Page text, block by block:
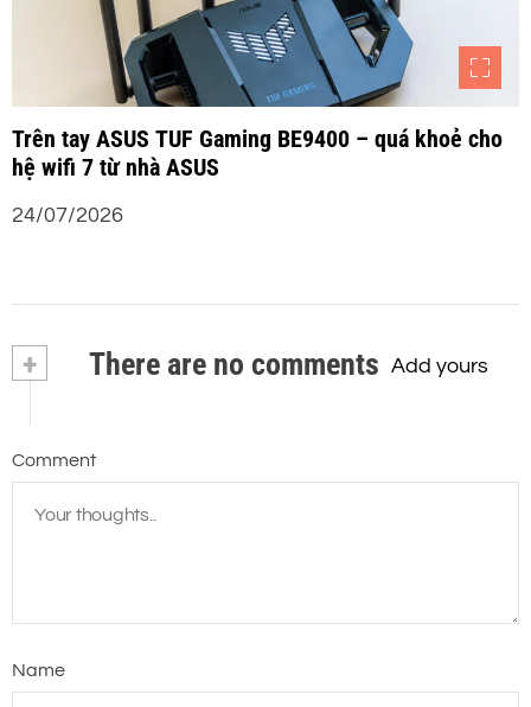
Trên tay ASUS TUF Gaming BE9400 – quá khoẻ cho
hệ wifi 7 từ nhà ASUS
24/07/2026
+ There are no comments Add yours
Comment
Name